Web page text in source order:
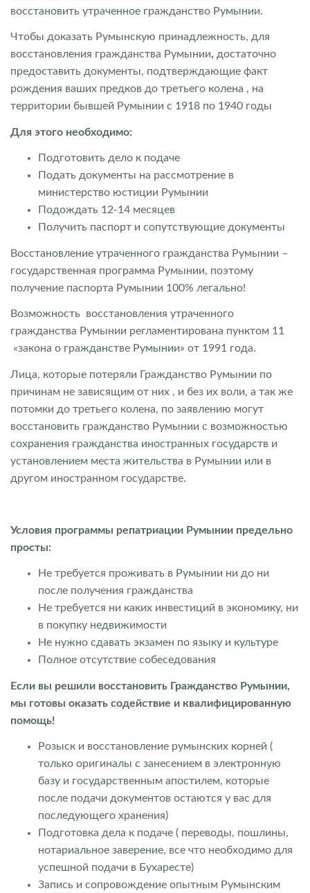
восстановить утраченное гражданство Румынии.
Чтобы доказать Румынскую принадлежность, для
восстановления гражданства Румынии, достаточно
предоставить документы, подтверждающие факт
рождения ваших предков до третьего колена , на
территории бывшей Румынии с 1918 по 1940 годы
Для этого необходимо:
Подготовить дело к подаче
Подать документы на рассмотрение в
министерство юстиции Румынии
Подождать 12-14 месяцев
Получить паспорт и сопутствующие документы
Восстановление утраченного гражданства Румынии –
государственная программа Румынии, поэтому
получение паспорта Румынии 100% легально!
Возможность восстановления утраченного
гражданства Румынии регламентирована пунктом 11
«закона о гражданстве Румынии» от 1991 года.
Лица, которые потеряли Гражданство Румынии по
причинам не зависящим от них , и без их воли, а так же
потомки до третьего колена, по заявлению могут
восстановить гражданство Румынии с возможностью
сохранения гражданства иностранных государств и
установлением места жительства в Румынии или в
другом иностранном государстве.
Условия программы репатриации Румынии предельно
просты:
Не требуется проживать в Румынии ни до ни
после получения гражданства
Не требуется ни каких инвестиций в экономику, ни
в покупку недвижимости
Не нужно сдавать экзамен по языку и культуре
Полное отсутствие собеседования
Если вы решили восстановить Гражданство Румынии,
мы готовы оказать содействие и квалифицированную
помощь!
Розыск и восстановление румынских корней (
только оригиналы с занесением в электронную
базу и государственным апостилем, которые
после подачи документов остаются у вас для
последующего хранения)
Подготовка дела к подаче ( переводы, пошлины,
нотариальное заверение, все что необходимо для
успешной подачи в Бухаресте)
Запись и сопровождение опытным Румынским